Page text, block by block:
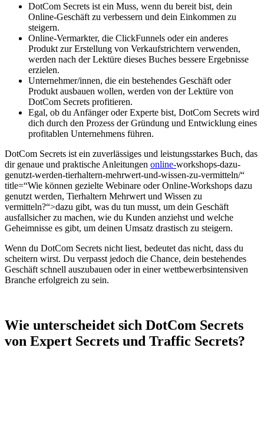
DotCom Secrets ist ein Muss, wenn du bereit bist, dein
Online-Geschäft zu verbessern und dein Einkommen zu
steigern.
Online-Vermarkter, die ClickFunnels oder ein anderes
Produkt zur Erstellung von Verkaufstrichtern verwenden,
werden nach der Lektüre dieses Buches bessere Ergebnisse
erzielen.
Unternehmer/innen, die ein bestehendes Geschäft oder
Produkt ausbauen wollen, werden von der Lektüre von
DotCom Secrets profitieren.
Egal, ob du Anfänger oder Experte bist, DotCom Secrets wird
dich durch den Prozess der Gründung und Entwicklung eines
profitablen Unternehmens führen.
DotCom Secrets ist ein zuverlässiges und leistungsstarkes Buch, das
dir genaue und praktische Anleitungen online-workshops-dazu-
genutzt-werden-tierhaltern-mehrwert-und-wissen-zu-vermitteln/“
title=“Wie können gezielte Webinare oder Online-Workshops dazu
genutzt werden, Tierhaltern Mehrwert und Wissen zu
vermitteln?“>dazu gibt, was du tun musst, um dein Geschäft
ausfallsicher zu machen, wie du Kunden anziehst und welche
Geheimnisse es gibt, um deinen Umsatz drastisch zu steigern.
Wenn du DotCom Secrets nicht liest, bedeutet das nicht, dass du
scheitern wirst. Du verpasst jedoch die Chance, dein bestehendes
Geschäft schnell auszubauen oder in einer wettbewerbsintensiven
Branche erfolgreich zu sein.
Wie unterscheidet sich DotCom Secrets
von Expert Secrets und Traffic Secrets?